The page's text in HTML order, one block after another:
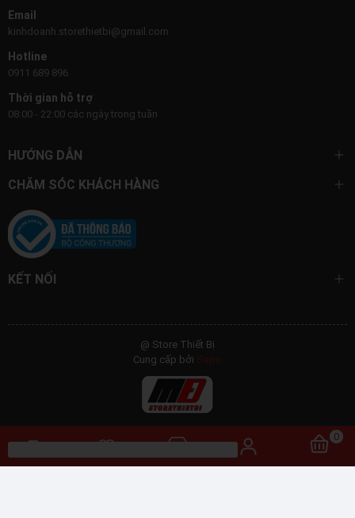
0
Email
kinhdoanh.storethietbi@gmail.com
Hotline
0911 689 896
Thời gian hỗ trợ
08:00 - 22:00 các ngày trong tuần
HƯỚNG DẪN
CHĂM SÓC KHÁCH HÀNG
KẾT NỐI
@ Store Thiết Bị
Cung cấp bởi Sapo